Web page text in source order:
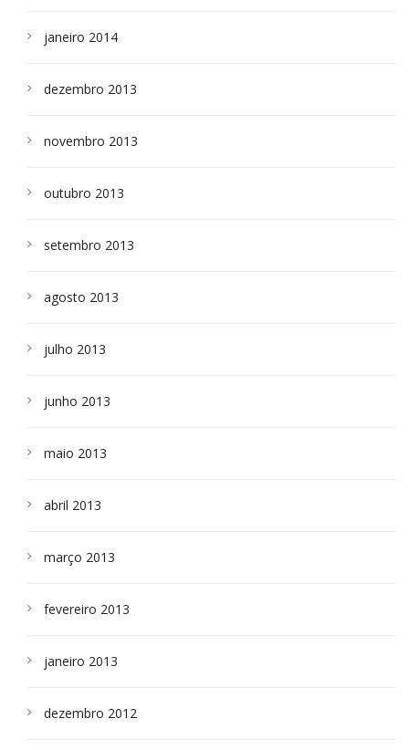
janeiro 2014
dezembro 2013
novembro 2013
outubro 2013
setembro 2013
agosto 2013
julho 2013
junho 2013
maio 2013
abril 2013
março 2013
fevereiro 2013
janeiro 2013
dezembro 2012